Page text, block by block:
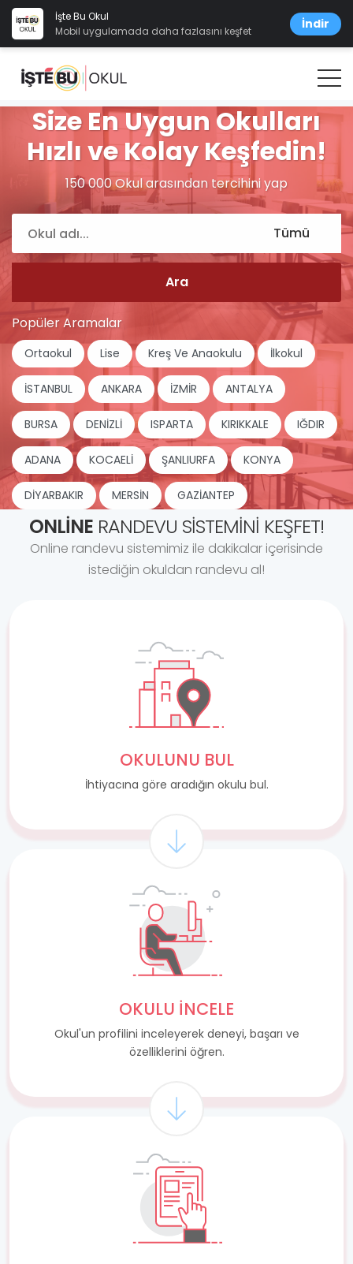
İşte Bu Okul
Mobil uygulamada daha fazlasını keşfet
İndir
Size En Uygun Okulları
Hızlı ve Kolay Keşfedin!
150 000 Okul arasından tercihini yap
Popüler Aramalar
Ortaokul Lise Kreş Ve Anaokulu İlkokul
İSTANBUL ANKARA İZMİR ANTALYA
BURSA DENİZLİ ISPARTA KIRIKKALE IĞDIR
ADANA KOCAELİ ŞANLIURFA KONYA
DİYARBAKIR MERSİN GAZİANTEP
ONLINE RANDEVU SISTEMINI KEŞFET!
Online randevu sistemimiz ile dakikalar içerisinde
istediğin okuldan randevu al!
OKULUNU BUL
İhtiyacına göre aradığın okulu bul.
OKULU İNCELE
Okul'un profilini inceleyerek deneyi, başarı ve
özelliklerini öğren.